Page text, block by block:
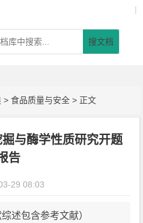
|
搜文档
>食品质量与安全 > 正文
与酶学性质研究开题
告
29 08:03
述包含参考文献）